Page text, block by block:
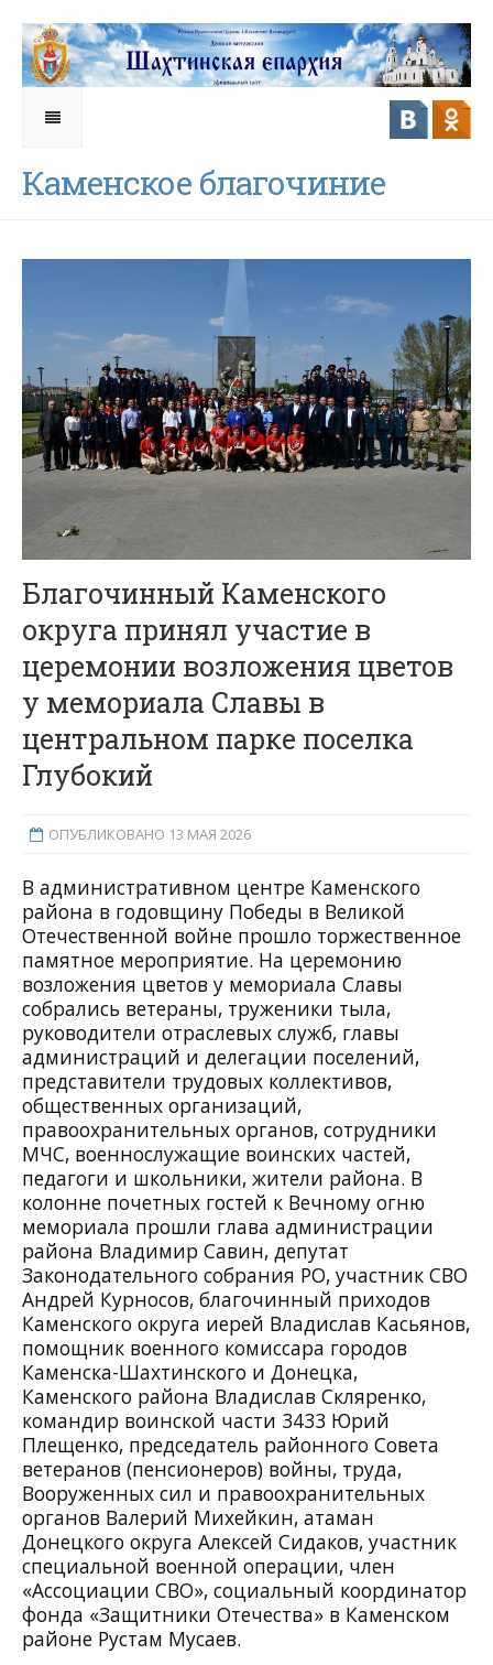
Каменское благочиние
Благочинный Каменского
округа принял участие в
церемонии возложения цветов
у мемориала Славы в
центральном парке поселка
Глубокий
ОПУБЛИКОВАНО 13 МАЯ 2026
В административном центре Каменского
района в годовщину Победы в Великой
Отечественной войне прошло торжественное
памятное мероприятие. На церемонию
возложения цветов у мемориала Славы
собрались ветераны, труженики тыла,
руководители отраслевых служб, главы
администраций и делегации поселений,
представители трудовых коллективов,
общественных организаций,
правоохранительных органов, сотрудники
МЧС, военнослужащие воинских частей,
педагоги и школьники, жители района. В
колонне почетных гостей к Вечному огню
мемориала прошли глава администрации
района Владимир Савин, депутат
Законодательного собрания РО, участник СВО
Андрей Курносов, благочинный приходов
Каменского округа иерей Владислав Касьянов,
помощник военного комиссара городов
Каменска-Шахтинского и Донецка,
Каменского района Владислав Скляренко,
командир воинской части 3433 Юрий
Плещенко, председатель районного Совета
ветеранов (пенсионеров) войны, труда,
Вооруженных сил и правоохранительных
органов Валерий Михейкин, атаман
Донецкого округа Алексей Сидаков, участник
специальной военной операции, член
«Ассоциации СВО», социальный координатор
фонда «Защитники Отечества» в Каменском
районе Рустам Мусаев.